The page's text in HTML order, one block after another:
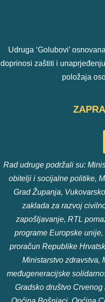
Udruga ‘Golubovi’
doprinosi zaštiti i
položaja
Rad udruge podržali su:
obitelji i socijalne politike,
Grad Županja,
zaklada za razvoj
zapošljavanje, RTL
programe Europske
proračun Republike
Ministarstvo zdravstva,
međugeneracijske
Gradsko društvo